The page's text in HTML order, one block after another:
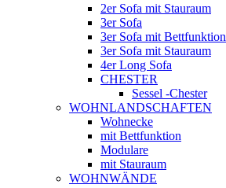
2er Sofa mit Stauraum
3er Sofa
3er Sofa mit Bettfunktion
3er Sofa mit Stauraum
4er Long Sofa
CHESTER
Sessel -Chester
WOHNLANDSCHAFTEN
Wohnecke
mit Bettfunktion
Modulare
mit Stauraum
WOHNWÄNDE